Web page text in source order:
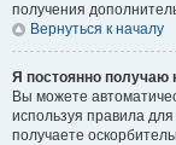
получения
Вернуться к началу
Я постоянно
Вы можете
используя правила
получаете